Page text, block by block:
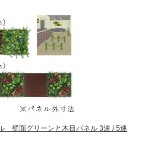
壁面グリーンと木目パネル 3連 / 5連